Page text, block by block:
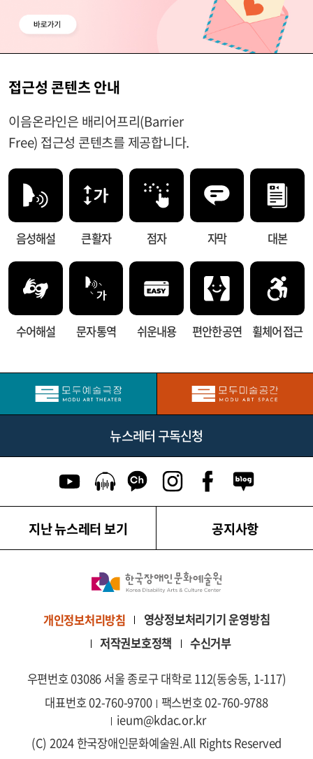
접근성 콘텐츠 안내
이음온라인은 배리어프리(Barrier
Free) 접근성 콘텐츠를 제공합니다.
음성해설 큰 활자 점자 자막 대본
수어해설 문자 통역 쉬운내용 편안한 공연 휠체어 접근
뉴스레터 구독신청
지난 뉴스레터 보기
카카오톡 채널 이동
유튜브 이동팟캐스트 이동 네이버블로
페이스북 이동
인스타그램 이동
공지사항
개인정보처리방침
영상정보처리기기 운영방침
저작권보호정책
수신거부
우편번호 03086 서울 종로구 대학로 112(동숭동, 1-117)
대표번호 02-760-9700 팩스번호 02-760-9788
ieum@kdac.or.kr
(C) 2024 한국장애인문화예술원.All Rights Reserved